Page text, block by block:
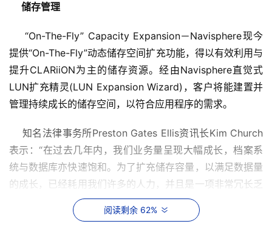
储存管理
“On-The-Fly” Capacity Expansion－Navisphere现今
提供“On-The-Fly”动态储存空间扩充功能，得以有效利用与
提升CLARiiON为主的储存资源。经由Navisphere直觉式
LUN扩充精灵(LUN Expansion Wizard)，客户将能建置并
管理持续成长的储存空间，以符合应用程序的需求。
知名法律事务所Preston Gates Ellis资讯长Kim Church
表示：“在过去几年内，我们业务量呈现大幅成长，档案系
统与数据库亦快速饱和。为了扩充储存容量，以满足数据量
的成长，已经耗用我们许多的人力，并且是一项非常冗长乏
味的工作。然而，藉由Navisphere快速增加CLARiiON储存
容量的功能，不但大幅简化了我们作业的复杂度，并俾使我
阅读剩余 62%